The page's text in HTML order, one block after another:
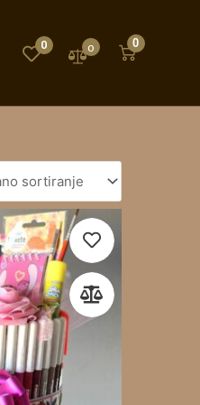
0 0 0